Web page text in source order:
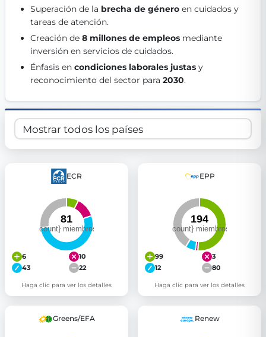
Get Involved
Become a member:Join us to advance digital democracy
Volunteer:
Contribute your skills in technology, design,
Support democracy:Help us strengthen accountability
Superación de la brecha de género en cuidados y
tareas de atención.
Creación de 8 millones de empleos mediante
inversión en servicios de cuidados.
Énfasis en condiciones laborales justas y
reconocimiento del sector para 2030.
ECR
6
10
43
22
Haga clic para ver los detalles
EPP
99
3
12
80
Haga clic para ver los detalles
Greens/EFA Renew